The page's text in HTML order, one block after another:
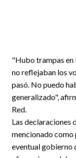
"Hubo trampas en
no reflejaban los
pasó. No puedo
generalizado",
Red.
Las declaraciones
mencionado
eventual gobierno